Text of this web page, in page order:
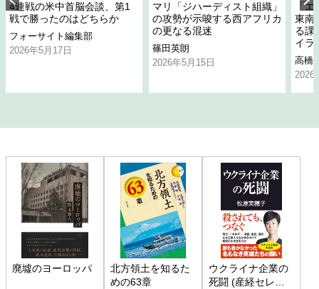
4連戦の米中首脳会談、第1
戦で勝ったのはどちらか
フォーサイト編集部
2026年5月17日
マリ「ジハーディスト組織」
の攻勢が示唆する西アフリカ
の更なる混迷
篠田英朗
2026年5月15日
「
東南
る課
イラ
高橋
2026
廃墟のヨーロッパ
北方領土を知るた
めの63章
ウクライナ企業の
死闘 (産経セレク